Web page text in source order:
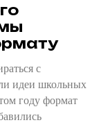
с
идеи школьных
году формат